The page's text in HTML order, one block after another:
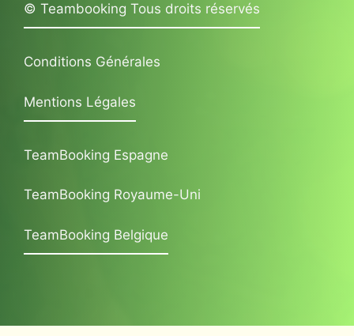
© Teambooking Tous droits réservés
Conditions Générales
Mentions Légales
TeamBooking Espagne
TeamBooking Royaume-Uni
TeamBooking Belgique